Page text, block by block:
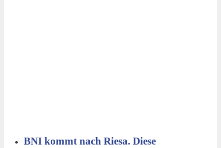
BNI kommt nach Riesa. Diese